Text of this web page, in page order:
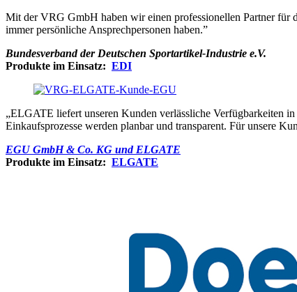
Mit der VRG GmbH haben wir einen professionellen Partner für
immer persönliche Ansprechpersonen haben.”
Bundesverband der Deutschen Sportartikel-Industrie e.V.
Produkte im Einsatz: EDI
„ELGATE liefert unseren Kunden verlässliche Verfügbarkeiten
Einkaufsprozesse werden planbar und transparent. Für unsere
EGU GmbH & Co. KG und ELGATE
Produkte im Einsatz: ELGATE